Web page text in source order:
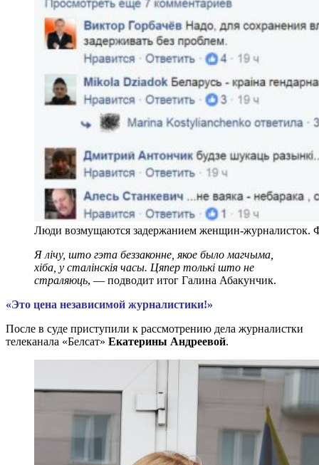
Люди возмущаются задержанием женщин-журналисток.
Я лічу, што гэта беззаконне, якое было магчыма,
хіба, у сталінскія часы. Цяпер толькі што не
страляюць, — подводит итог Галина Абакунчик.
«Это цена независимой журналистики!»
После в суде приступили к рассмотрению дела журналистки
телеканала «Белсат» Екатерины Андреевой.